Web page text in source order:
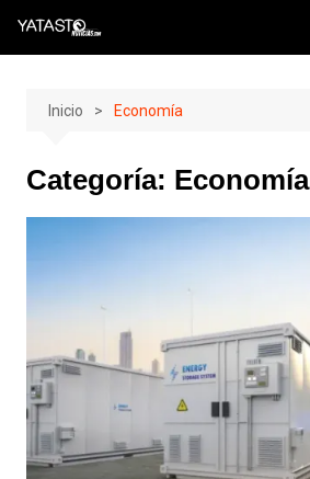
Skip
Inicio Economía
Categoría: Economía